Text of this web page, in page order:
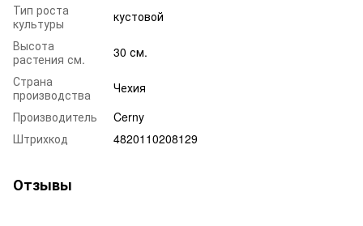
Тип роста
культуры
кустовой
Высота
растения см.
30 см.
Страна
производства
Чехия
Производитель
Cerny
Штрихкод
4820110208129
Отзывы